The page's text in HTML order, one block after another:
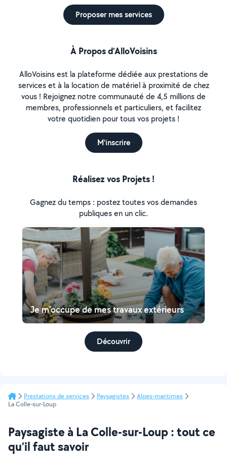
Proposer mes services
À Propos d’AlloVoisins
AlloVoisins est la plateforme dédiée aux prestations de
services et à la location de matériel à proximité de chez
vous ! Rejoignez notre communauté de 4,5 millions de
membres, professionnels et particuliers, et facilitez
votre quotidien pour tous vos projets !
M'inscrire
Réalisez vos Projets !
Gagnez du temps : postez toutes vos demandes
publiques en un clic.
Je m'occupe de mes travaux extérieurs
Découvrir
Prestations de services Paysagistes
Alpes-maritimes
La Colle-sur-Loup
Paysagiste à La Colle-sur-Loup : tout ce
qu’il faut savoir